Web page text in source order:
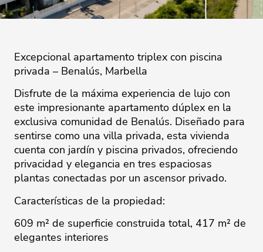
Excepcional apartamento triplex con piscina
privada – Benalús, Marbella
Disfrute de la máxima experiencia de lujo con
este impresionante apartamento dúplex en la
exclusiva comunidad de Benalús. Diseñado para
sentirse como una villa privada, esta vivienda
cuenta con jardín y piscina privados, ofreciendo
privacidad y elegancia en tres espaciosas
plantas conectadas por un ascensor privado.
Características de la propiedad:
609 m² de superficie construida total, 417 m² de
elegantes interiores